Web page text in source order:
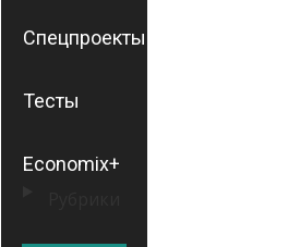
Спецпроекты
Тесты
Economix+